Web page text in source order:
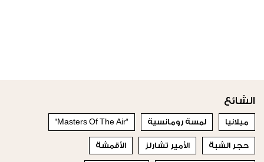
الشائع
ميلانيا لمسة رومانسية "Masters Of The Air"
حجر الشبة الأمير تشارلز الأقمشة